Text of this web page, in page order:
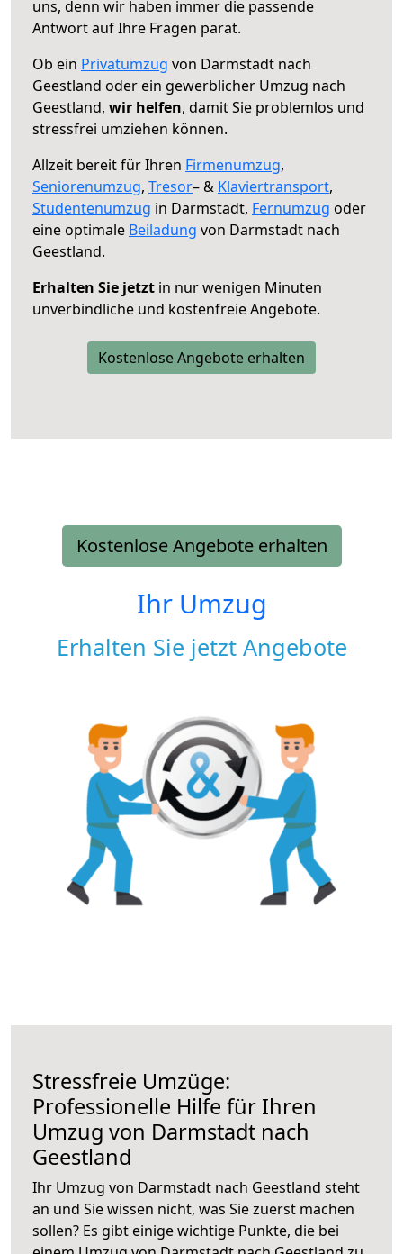
uns, denn wir haben immer die passende
Antwort auf Ihre Fragen parat.
Ob ein Privatumzug von Darmstadt nach
Geestland oder ein gewerblicher Umzug nach
Geestland, wir helfen, damit Sie problemlos und
stressfrei umziehen können.
Allzeit bereit für Ihren Firmenumzug,
Seniorenumzug, Tresor– & Klaviertransport,
Studentenumzug in Darmstadt, Fernumzug oder
eine optimale Beiladung von Darmstadt nach
Geestland.
Erhalten Sie jetzt in nur wenigen Minuten
unverbindliche und kostenfreie Angebote.
Kostenlose Angebote erhalten
Kostenlose Angebote erhalten
Ihr Umzug
Erhalten Sie jetzt Angebote
Stressfreie Umzüge:
Professionelle Hilfe für Ihren
Umzug von Darmstadt nach
Geestland
Ihr Umzug von Darmstadt nach Geestland steht
an und Sie wissen nicht, was Sie zuerst machen
sollen? Es gibt einige wichtige Punkte, die bei